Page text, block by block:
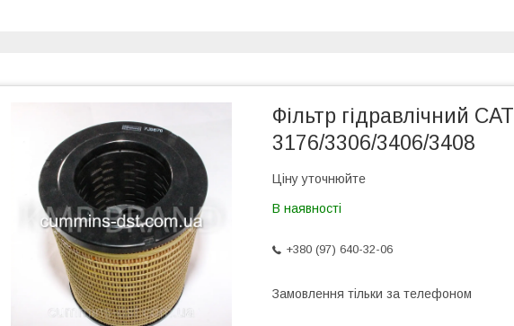
Фільтр гідравлічний CAT
3176/3306/3406/3408
Ціну уточнюйте
В наявності
+380 (97) 640-32-06
Замовлення тільки за телефоном